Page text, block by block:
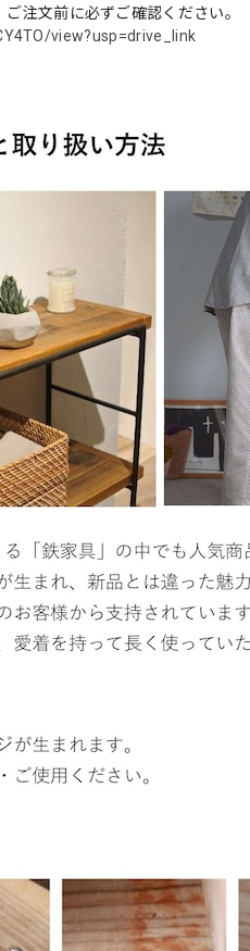
注文前に必ずご確認ください。
view?usp=drive_link